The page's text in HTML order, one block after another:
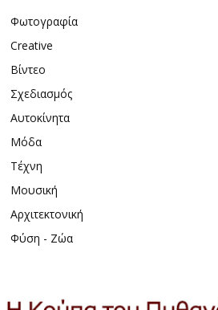
Φωτογραφία
Creative
Βίντεο
Σχεδιασμός
Αυτοκίνητα
Μόδα
Τέχνη
Μουσική
Αρχιτεκτονική
Φύση - Ζώα